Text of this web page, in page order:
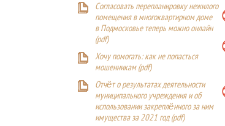
Согласовать перепланировку нежилого
помещения в многоквартирном доме
в Подмосковье теперь можно онлайн
(pdf)
Хочу помогать: как не попасться
мошенникам (pdf)
Отчёт о результатах деятельности
муниципального учреждения и об
использовании закреплённого за ним
имущества за 2021 год (pdf)